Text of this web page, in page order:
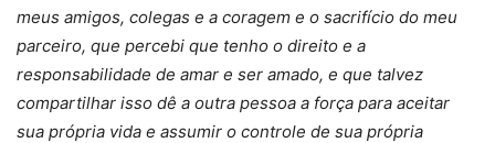
meus amigos, colegas e a coragem e o sacrifício do meu
parceiro, que percebi que tenho o direito e a
responsabilidade de amar e ser amado, e que talvez
compartilhar isso dê a outra pessoa a força para aceitar
sua própria vida e assumir o controle de sua própria